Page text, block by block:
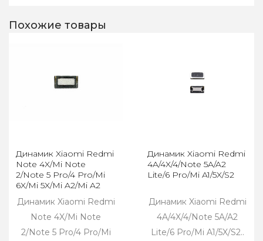
Похожие товары
Динамик Xiaomi Redmi
Note 4X/Mi Note
2/Note 5 Pro/4 Pro/Mi
6X/Mi 5X/Mi A2/Mi A2
Lite/Redmi S2/6/5/6A
Динамик Xiaomi Redmi
Note 4X/Mi Note
2/Note 5 Pro/4 Pro/Mi
Динамик Xiaomi Redmi
4A/4X/4/Note 5A/A2
Lite/6 Pro/Mi A1/5X/S2
Динамик Xiaomi Redmi
4A/4X/4/Note 5A/A2
Lite/6 Pro/Mi A1/5X/S2..